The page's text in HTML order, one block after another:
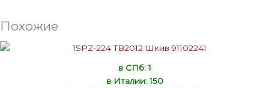
Похожие
в СПб: 1
в Италии: 150